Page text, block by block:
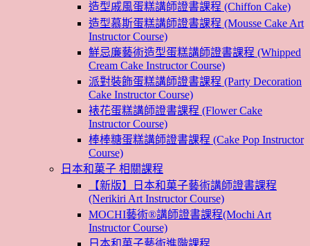
造型戚風蛋糕講師證書課程 (Chiffon Cake)
造型慕斯蛋糕講師證書課程 (Mousse Cake Art
Instructor Course)
鮮忌廉藝術造型蛋糕講師證書課程 (Whipped
Cream Cake Instructor Course)
派對裝飾蛋糕講師證書課程 (Party Decoration
Cake Instructor Course)
裱花蛋糕講師證書課程 (Flower Cake
Instructor Course)
棒棒糖蛋糕講師證書課程 (Cake Pop Instructor
Course)
日本和菓子 相關課程
【新版】日本和菓子藝術講師證書課程
(Nerikiri Art Instructor Course)
MOCHI藝術®講師證書課程(Mochi Art
Instructor Course)